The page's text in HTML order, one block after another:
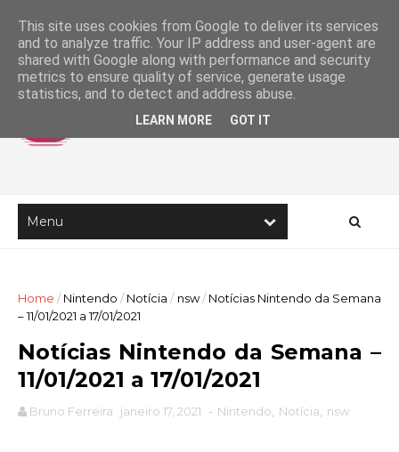
Home / Nintendo / Notícia / nsw / Notícias Nintendo da Semana
– 11/01/2021 a 17/01/2021
Notícias Nintendo da Semana –
11/01/2021 a 17/01/2021
Bruno Ferreira janeiro 17, 2021 - Nintendo Notícia nsw
This site uses cookies from Google to deliver its services
and to analyze traffic. Your IP address and user-agent are
shared with Google along with performance and security
metrics to ensure quality of service, generate usage
statistics, and to detect and address abuse.
LEARN MORE GOT IT